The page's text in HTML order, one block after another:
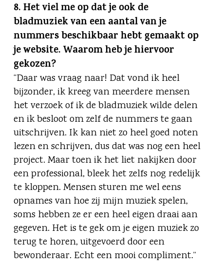
8. Het viel me op dat je ook de
bladmuziek van een aantal van je
nummers beschikbaar hebt gemaakt op
je website. Waarom heb je hiervoor
gekozen?
“Daar was vraag naar! Dat vond ik heel
bijzonder, ik kreeg van meerdere mensen
het verzoek of ik de bladmuziek wilde delen
en ik besloot om zelf de nummers te gaan
uitschrijven. Ik kan niet zo heel goed noten
lezen en schrijven, dus dat was nog een heel
project. Maar toen ik het liet nakijken door
een professional, bleek het zelfs nog redelijk
te kloppen. Mensen sturen me wel eens
opnames van hoe zij mijn muziek spelen,
soms hebben ze er een heel eigen draai aan
gegeven. Het is te gek om je eigen muziek zo
terug te horen, uitgevoerd door een
bewonderaar. Echt een mooi compliment.”